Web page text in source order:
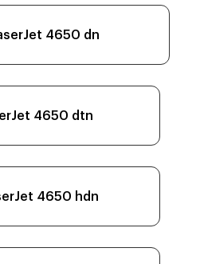
4650 dn
4650 dtn
4650 hdn